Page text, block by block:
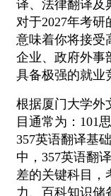
译、法律翻译及
对于2027年考研
意味着你将接受
企业、政府外事
具备极强的就业
根据厦门大学外
目通常为：101
357英语翻译基
中，357英语翻
差的关键科目，
力、百科知识储